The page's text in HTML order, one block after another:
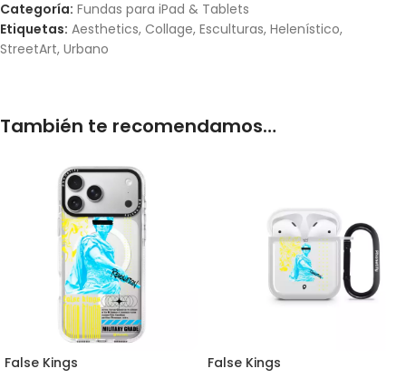
Categoría: Fundas para iPad & Tablets
Etiquetas: Aesthetics, Collage, Esculturas, Helenístico,
StreetArt, Urbano
También te recomendamos…
False Kings
False Kings